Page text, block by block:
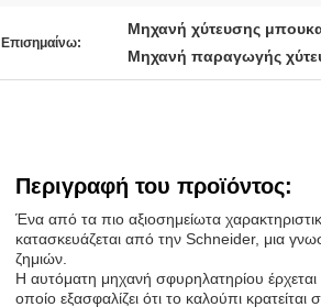
Επισημαίνω:
Μηχανή χύτευσης
Μηχανή παραγωγής
Περιγραφή του προϊόντος:
Ένα από τα πιο αξιοσημείωτα
κατασκευάζεται από την Schneider, μια
ζημιών.
Η αυτόματη μηχανή σφυρηλατηρίου
οποίο εξασφαλίζει ότι το καλούπι